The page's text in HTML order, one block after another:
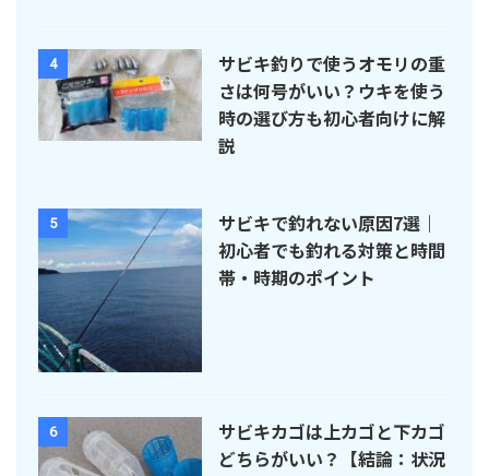
4
サビキ釣りで使うオモリの重
さは何号がいい？ウキを使う
時の選び方も初心者向けに解
説
5
サビキで釣れない原因7選｜
初心者でも釣れる対策と時間
帯・時期のポイント
6
サビキカゴは上カゴと下カゴ
どちらがいい？【結論：状況